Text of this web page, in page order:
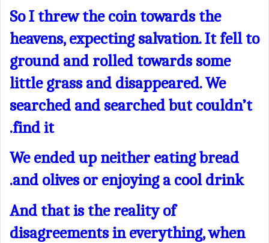
So I threw the coin towards the
heavens, expecting salvation. It fell to
ground and rolled towards some
little grass and disappeared. We
searched and searched but couldn’t
find it.
We ended up neither eating bread
and olives or enjoying a cool drink.
And that is the reality of
disagreements in everything, when